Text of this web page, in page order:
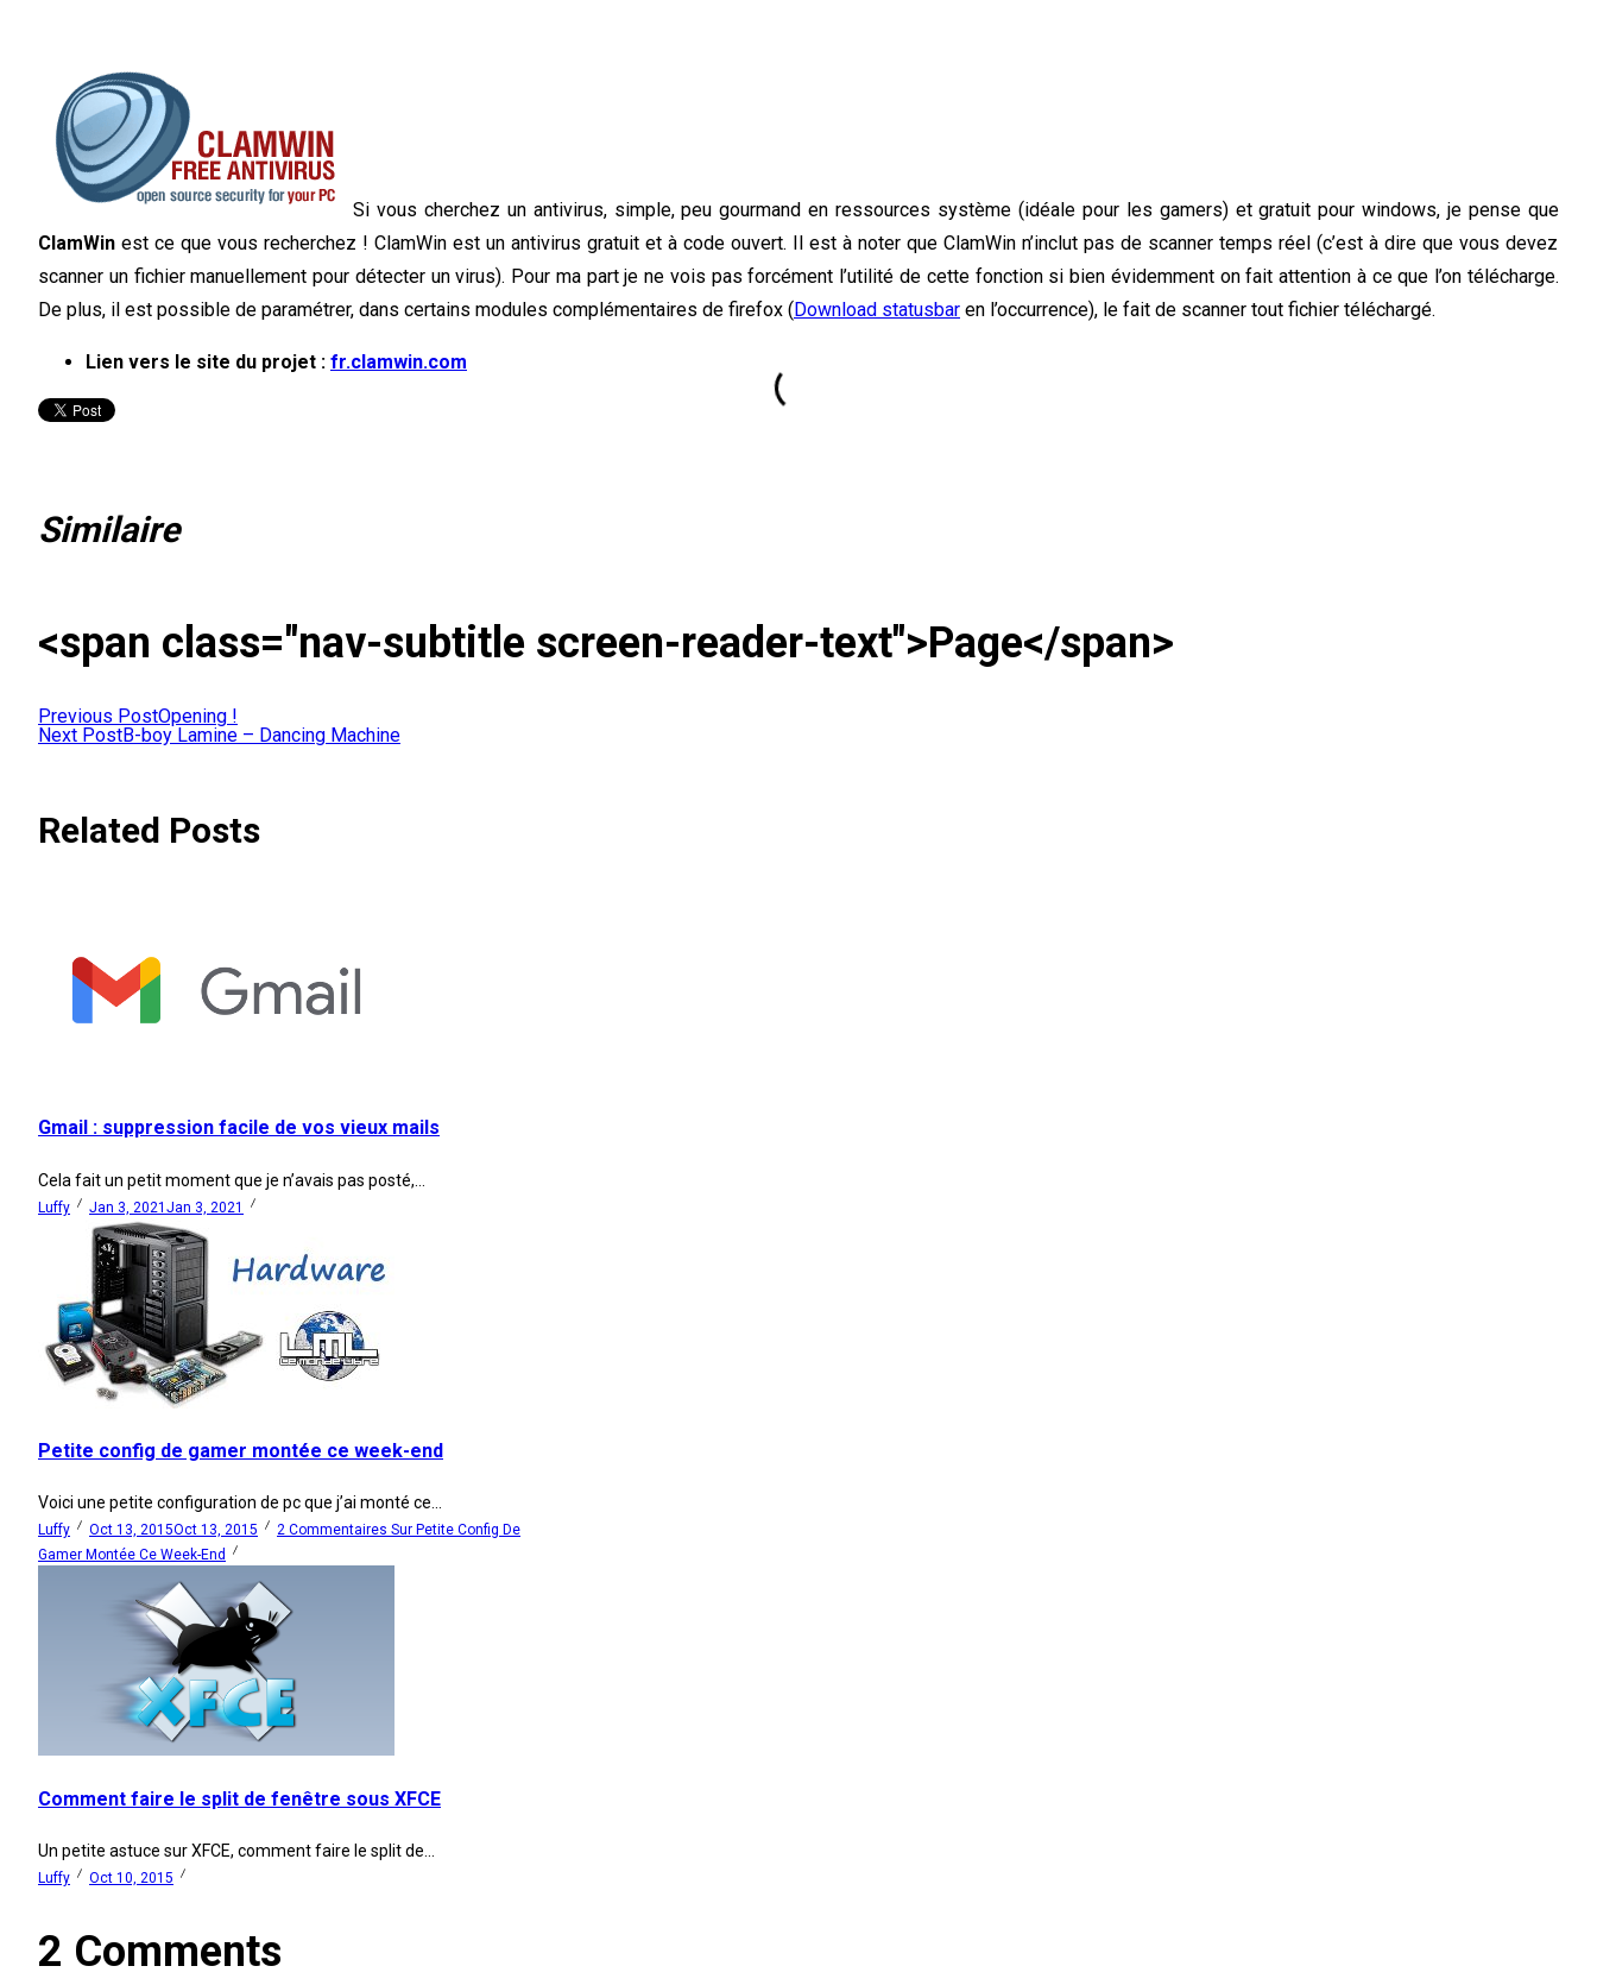
Si vous cherchez un antivirus, simple, peu gourmand en ressources système (idéale pour les gamers) et gratuit pour windows, je pense que
ClamWin est ce que vous recherchez ! ClamWin est un antivirus gratuit et à code ouvert. Il est à noter que ClamWin n’inclut pas de scanner temps réel (c’est à dire que vous devez
scanner un fichier manuellement pour détecter un virus). Pour ma part je ne vois pas forcément l’utilité de cette fonction si bien évidemment on fait attention à ce que l’on télécharge.
De plus, il est possible de paramétrer, dans certains modules complémentaires de firefox ( Download statusbar en l’occurrence), le fait de scanner tout fichier téléchargé.
Lien vers le site du projet : fr.clamwin.com
Similaire
<span class="nav-subtitle screen-reader-text">Page</span>
Previous PostOpening !
Next PostB-boy Lamine – Dancing Machine
Related Posts
Gmail : suppression facile de vos vieux mails
Cela fait un petit moment que je n’avais pas posté,...
Luffy Jan 3, 2021 Jan 3, 2021
Petite config de gamer montée ce week-end
Voici une petite configuration de pc que j’ai monté ce...
Luffy Oct 13, 2015Oct 13, 2015 2 Commentaires Sur Petite Config De
Gamer Montée Ce Week-End
Comment faire le split de fenêtre sous XFCE
Un petite astuce sur XFCE, comment faire le split de...
Luffy Oct 10, 2015
2 Comments